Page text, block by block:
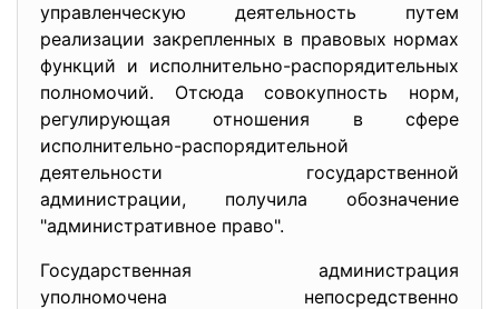
управленческую деятельность путем
реализации закрепленных в правовых нормах
функций и исполнительно-распорядительных
полномочий. Отсюда совокупность норм,
регулирующая отношения в сфере
исполнительно-распорядительной
деятельности государственной
администрации, получила обозначение
"административное право".
Государственная администрация
уполномочена непосредственно